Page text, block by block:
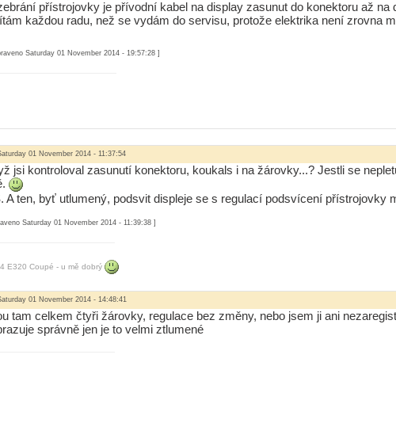
přístrojovky je přívodní kabel na display zasunut do konektoru až na
každou radu, než se vydám do servisu, protože elektrika není zrovna
Saturday 01 November 2014 - 19:57:28 ]
01 November 2014 - 11:37:54
jsi kontroloval zasunutí konektoru, koukals i na žárovky...? Jestli se
A ten, byť utlumený, podsvit displeje se s regulací podsvícení přístrojovky
Saturday 01 November 2014 - 11:39:38 ]
E320 Coupé - u mě dobrý
01 November 2014 - 14:48:41
tam celkem čtyři žárovky, regulace bez změny, nebo jsem ji ani
správně jen je to velmi ztlumené